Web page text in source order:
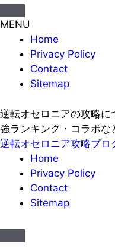
MENU
Home
Privacy Policy
Contact
Sitemap
逆転オセロニアの攻略
強ランキング・コラボな
逆転オセロニア攻略ブロ
Home
Privacy Policy
Contact
Sitemap